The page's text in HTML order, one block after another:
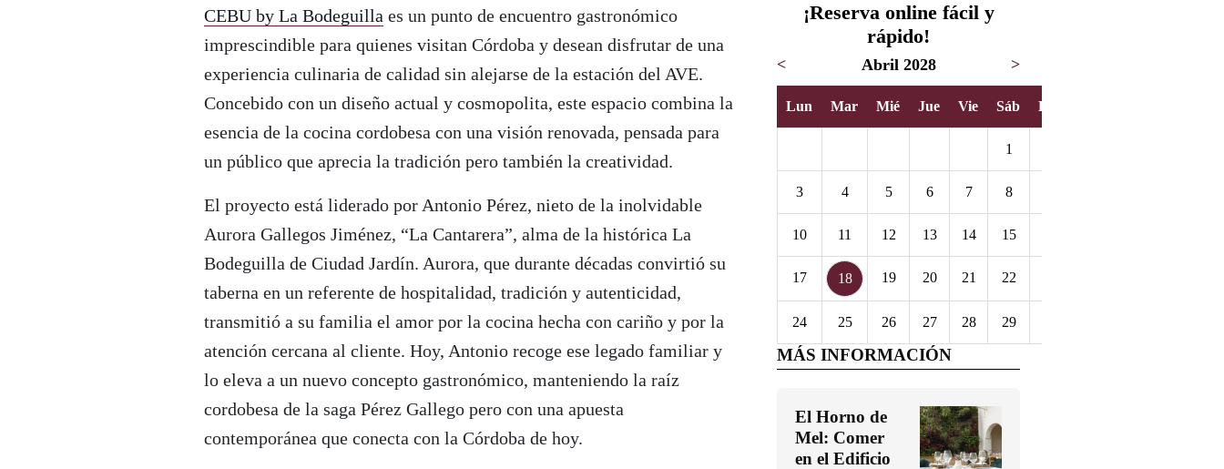
CEBU by La Bodeguilla es un punto de encuentro gastronómico
imprescindible para quienes visitan Córdoba y desean disfrutar de una
experiencia culinaria de calidad sin alejarse de la estación del AVE.
Concebido con un diseño actual y cosmopolita, este espacio combina la
esencia de la cocina cordobesa con una visión renovada, pensada para
un público que aprecia la tradición pero también la creatividad.
El proyecto está liderado por Antonio Pérez, nieto de la inolvidable
Aurora Gallegos Jiménez, “La Cantarera”, alma de la histórica La
Bodeguilla de Ciudad Jardín. Aurora, que durante décadas convirtió su
taberna en un referente de hospitalidad, tradición y autenticidad,
transmitió a su familia el amor por la cocina hecha con cariño y por la
atención cercana al cliente. Hoy, Antonio recoge ese legado familiar y
lo eleva a un nuevo concepto gastronómico, manteniendo la raíz
cordobesa de la saga Pérez Gallego pero con una apuesta
contemporánea que conecta con la Córdoba de hoy.
¡Reserva online fácil y
rápido!
< Abril 2028 >
Lun Mar Mié Jue Vie Sáb Dom
1
3 4 5 6 7 8
10 11 12 13 14 15
17 18 19 20 21 22
24 25 26 27 28 29
MÁS INFORMACIÓN
El Horno de
Mel: Comer
en el Edificio